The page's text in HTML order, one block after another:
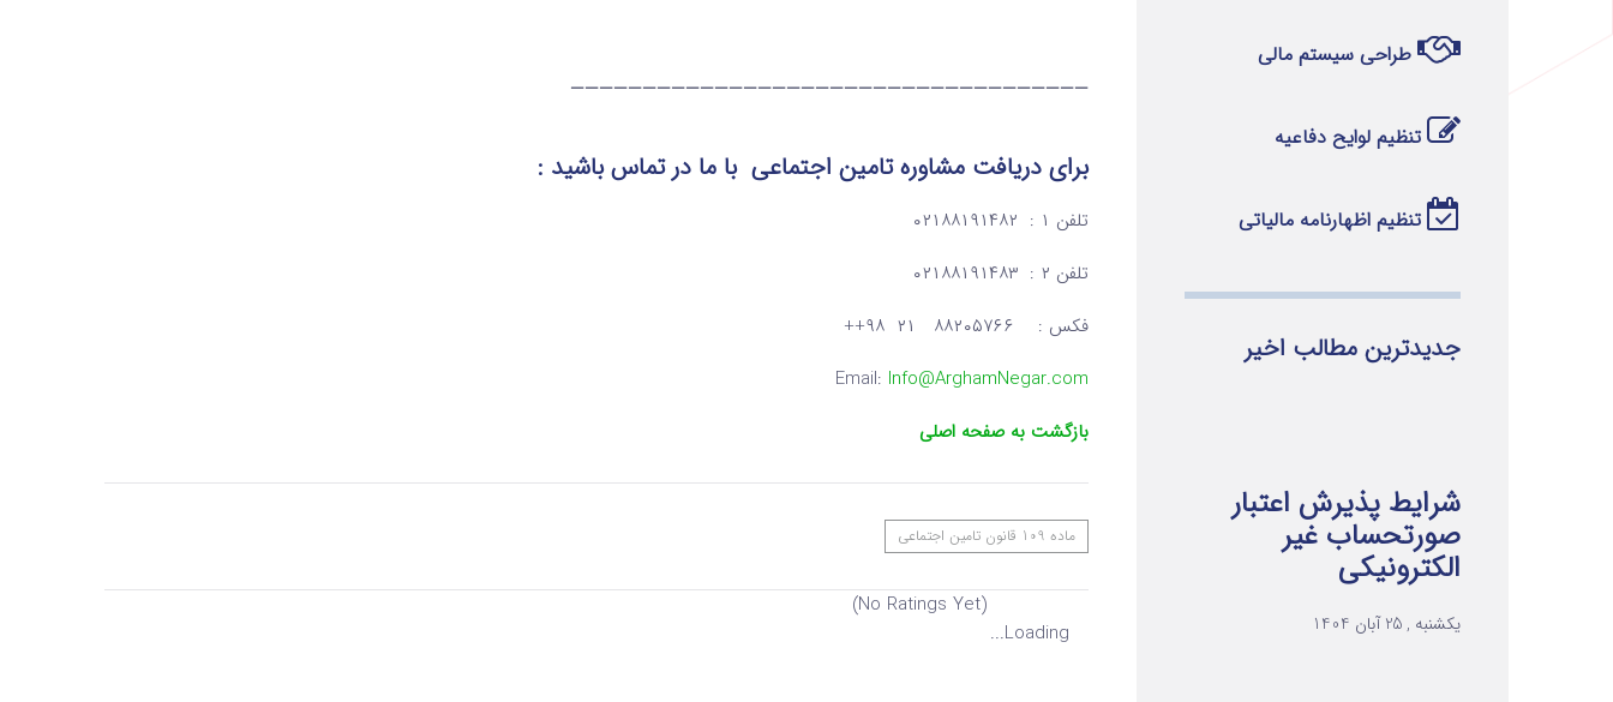
————————————————————————————————————
برای دریافت مشاوره تامین اجتماعیبا ما در تماسباشید :
تلفن ۱ : ۰۲۱۸۸۱۹۱۴۸۲
تلفن ۲ : ۰۲۱۸۸۱۹۱۴۸۳
فکس : ۸۸۲۰۵۷۶۶ ۲۱ ۹۸++
Email: Info@ArghamNegar.com
بازگشت به صفحه اصلی
ماده 109 قانون تامین اجتماعی
(No Ratings Yet)
Loading...
طراحی سیستم مالی
تنظیم لوایح دفاعیه
تنظیم اظهارنامه مالیاتی
جدیدترین مطالب اخیر
شرایط پذیرش اعتبار
صورتحساب غیر
الکترونیکی
یکشنبه , 25 آبان 1404